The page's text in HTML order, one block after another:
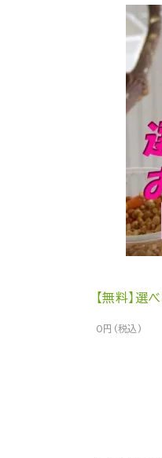
【無料】
0円(税込)